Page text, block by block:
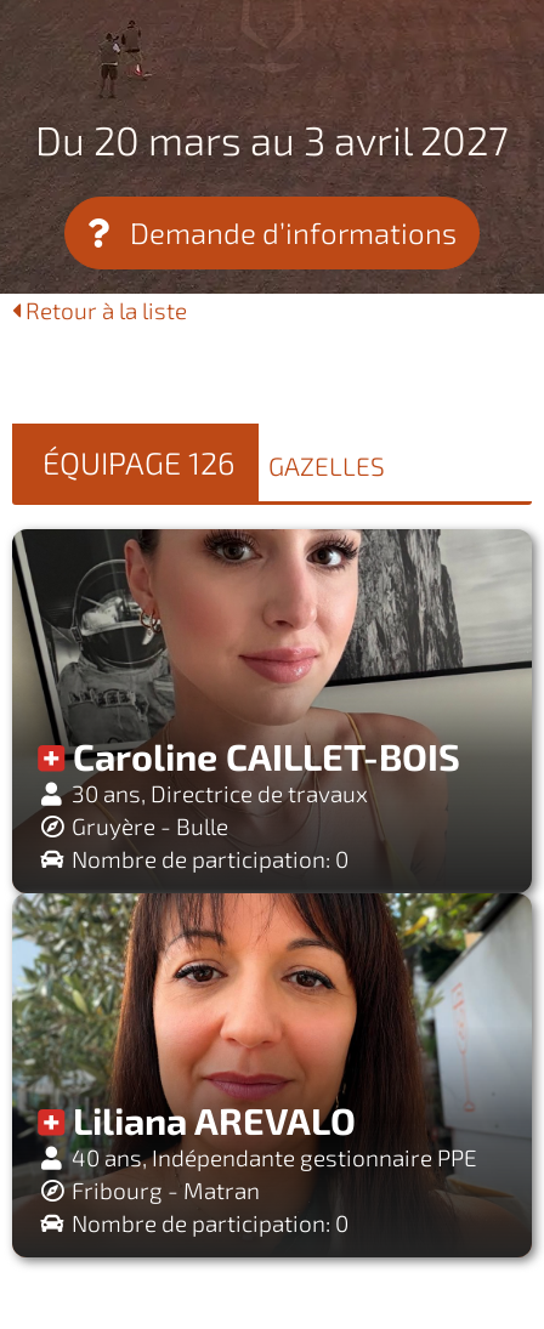
Du 20 mars au 3 avril 2027
Demande d’informations
Retour à la liste
ÉQUIPAGE 126 GAZELLES
Caroline CAILLET-BOIS
30 ans, Directrice de travaux
Gruyère - Bulle
Nombre de participation: 0
Liliana AREVALO
40 ans, Indépendante gestionnaire PPE
Fribourg - Matran
Nombre de participation: 0